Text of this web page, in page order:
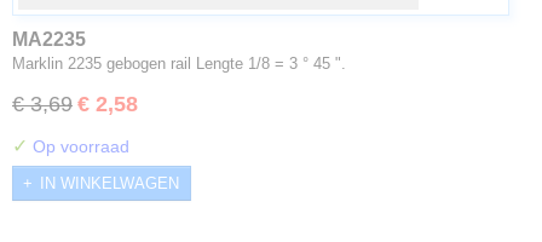
MA2235
Marklin 2235 gebogen rail Lengte 1/8 = 3 ° 45 ".
€ 3,69 € 2,58
✓ Op voorraad
IN WINKELWAGEN